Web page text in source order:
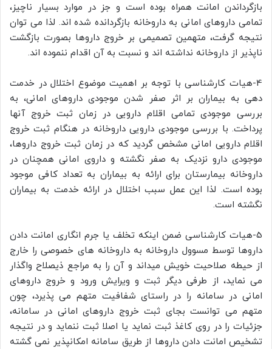
بازگرداندن امانت همراه بوده است و جز در موارد بسیار ناچیز،
تمامی داروهای امانی به داروخانه بازگردانده شده اند. لذا می توان
نتیجه گرفت، متهمین تصمیمی بر خروج داروها بصورت بازگشت
ناپذیر از داروخانه نداشته اند و نسبت به آن اقدام ننموده اند.
4-هیات کارشناسی با توجه بر اهمیت موضوع اختلال در خدمت
دهی به بیماران بر اثر صفر شدن موجودی داروهای امانی، به
بررسی موجودی تمامی اقلام دارویی در زمان ثبت خروج آنها
پرداخت. با بررسی موجودی دارویی داروخانه در هنگام ثبت خروج
اقلام دارویی امانی مشخص گردید که در زمان ثبت خروج داروها،
موجودی دارو نزدیک به صفر نگشته و داروی امانی همچنان در
داروخانه بیمارستان برای ارائه به بیماران به تعداد کافی موجود
بوده است. لذا این عمل سبب اختلال در ارائه خدمت به بیماران
نگشته است.
5-هیات کارشناسی ضمن اینکه تخلف یا جرم انگاری امانت دادن
داروها توسط مسوول داروخانه به داروخانه های خصوصی را خارج
از حیطه صلاحیت خویش میداند و آن را به مراجع ذیصلاح واگذار
می نماید، از طرفی دیگر ثبت و ویرایش ورود و خروج داروهای
امانی در سامانه را در راستای شفافیت متهم می پذیرد، چون
متهم می توانست بجای ثبت خروج داروهای امانی در سامانه،
جزئیات را در روی کاغذ ثبت نماید یا اصلا ثبت ننماید و در نتیجه
تشخیص امانت دادن داروها از طریق سامانه امکانپذیر نمی گشته